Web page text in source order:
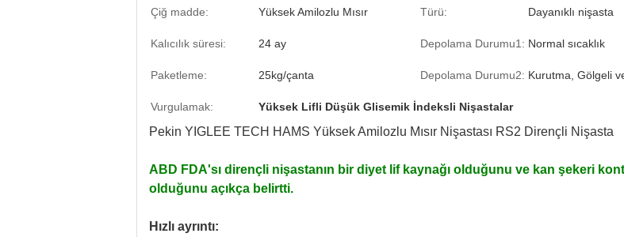
Çiğ madde:
Yüksek Amilozlu Mısır Türü: Dayanıklı nişasta
Kalıcılık süresi: 24 ay Depolama Durumu1: Normal sıcaklık
Paketleme: 25kg/çanta Depolama Durumu2: Kurutma, Gölgeli
Vurgulamak: Yüksek Lifli Düşük Glisemik İndeksli Nişastalar
Pekin YIGLEE TECH HAMS Yüksek Amilozlu Mısır Nişastası RS2 Dirençli Nişasta
ABD FDA'sı dirençli nişastanın bir diyet lif kaynağı olduğunu ve kan şekeri
olduğunu açıkça belirtti.
Hızlı ayrıntı: